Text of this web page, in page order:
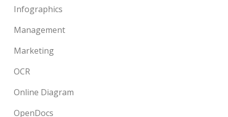
Infographics
Management
Marketing
OCR
Online Diagram
OpenDocs